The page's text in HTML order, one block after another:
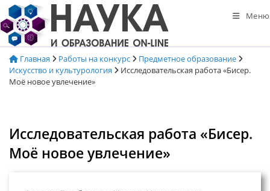
Перейти
к
содержимому
Меню
Главная Работы на конкурс
Предметное образование
Искусство и культурология
Исследовательская работа «Бисер.
Моё новое увлечение»
Исследовательская работа «Бисер.
Моё новое увлечение»